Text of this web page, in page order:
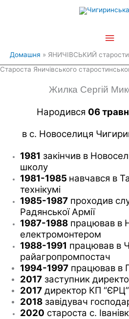
Домашня
ЯНИЧІВСЬКИЙ
Староста Яничівського
Жилка Сергій
Народився 06
в с. Новоселиця
1981 закінчив в
школу
1981-1985 навчався в
технікумі
1985-1987 проходив
Радянської Армії
1987-1988 працював в
електромонтером
1988-1991 працював в
райагропромпостач
1994-1997 працював в
2017 заступник
2017 директор КП “ЄРЦ”
2018 завідувач
2020 староста с.